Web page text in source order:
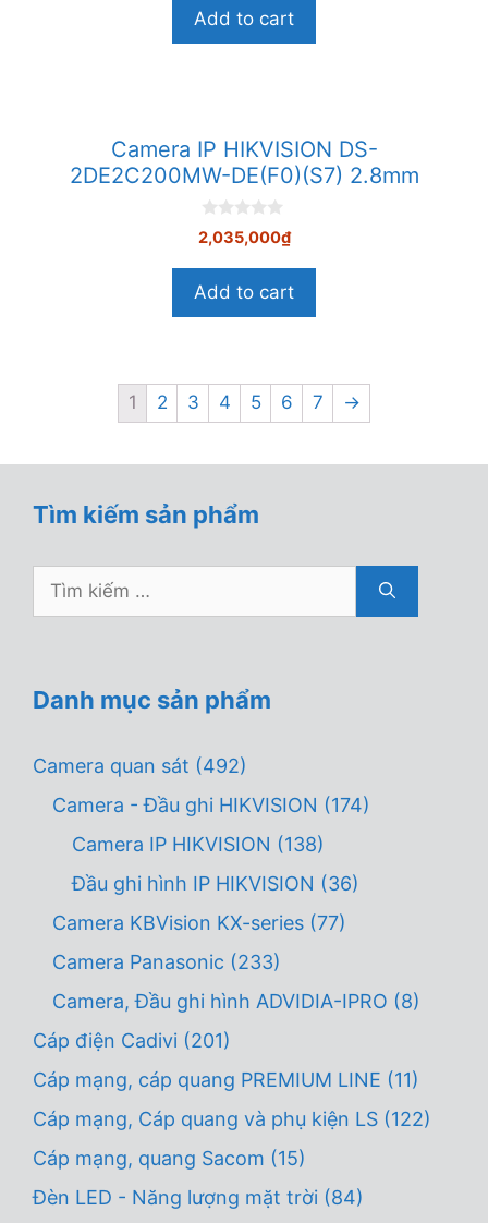
à
5
Add to cart
Camera IP HIKVISION DS-
2DE2C200MW-DE(F0)(S7) 2.8mm
0
n
à
5
2,035,000₫
Add to cart
1 2 3 4 5 6 7 →
Tìm kiếm sản phẩm
Tìm
Danh mục sản phẩm
Camera quan sát (492)
Camera - Đầu ghi HIKVISION (174)
Camera IP HIKVISION (138)
Đầu ghi hình IP HIKVISION (36)
Camera KBVision KX-series (77)
Camera Panasonic (233)
Camera, Đầu ghi hình ADVIDIA-IPRO (8)
Cáp điện Cadivi (201)
Cáp mạng, cáp quang PREMIUM LINE (11)
Cáp mạng, Cáp quang và phụ kiện LS (122)
Cáp mạng, quang Sacom (15)
Đèn LED - Năng lượng mặt trời (84)